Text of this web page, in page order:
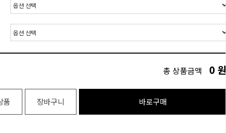
총 상품금액 0 원
품 장바구니 바로구매